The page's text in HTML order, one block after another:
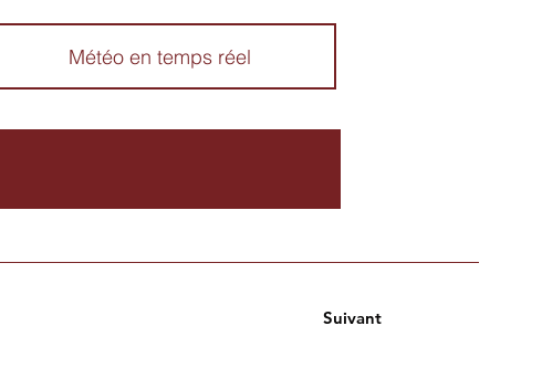
Suivant
Météo en temps réel